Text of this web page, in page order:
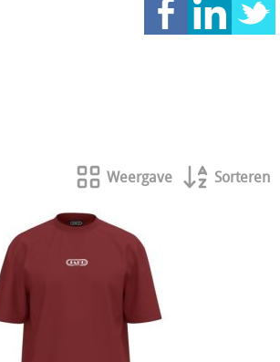
Weergave Sorteren